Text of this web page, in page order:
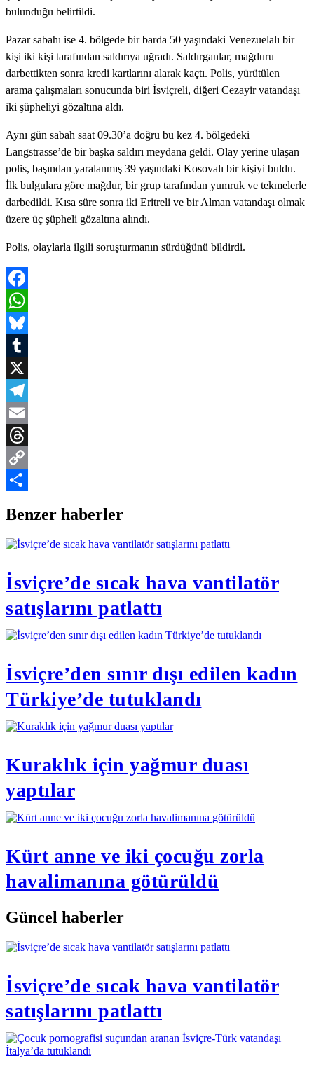
bulunduğu belirtildi.
Pazar sabahı ise 4. bölgede bir barda 50 yaşındaki Venezuelalı bir
kişi iki kişi tarafından saldırıya uğradı. Saldırganlar, mağduru
darbettikten sonra kredi kartlarını alarak kaçtı. Polis, yürütülen
arama çalışmaları sonucunda biri İsviçreli, diğeri Cezayir vatandaşı
iki şüpheliyi gözaltına aldı.
Aynı gün sabah saat 09.30’a doğru bu kez 4. bölgedeki
Langstrasse’de bir başka saldırı meydana geldi. Olay yerine ulaşan
polis, başından yaralanmış 39 yaşındaki Kosovalı bir kişiyi buldu.
İlk bulgulara göre mağdur, bir grup tarafından yumruk ve tekmelerle
darbedildi. Kısa süre sonra iki Eritreli ve bir Alman vatandaşı olmak
üzere üç şüpheli gözaltına alındı.
Polis, olaylarla ilgili soruşturmanın sürdüğünü bildirdi.
Facebook
WhatsApp
Bluesky
Tumblr
X
Telegram
Email
Threads
Copy
Benzer haberler
İsviçre’de sıcak hava vantilatör
satışlarını patlattı
İsviçre’den sınır dışı edilen kadın
Türkiye’de tutuklandı
Kuraklık için yağmur duası
yaptılar
Kürt anne ve iki çocuğu zorla
havalimanına götürüldü
Güncel haberler
İsviçre’de sıcak hava vantilatör
satışlarını patlattı